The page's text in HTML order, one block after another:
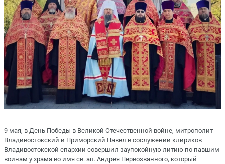
9 мая, в День Победы в Великой Отечественной войне, митрополит
Владивостокский и Приморский Павел в сослужении клириков
Владивостокской епархии совершил заупокойную литию по павшим
воинам у храма во имя св. ап. Андрея Первозванного, который